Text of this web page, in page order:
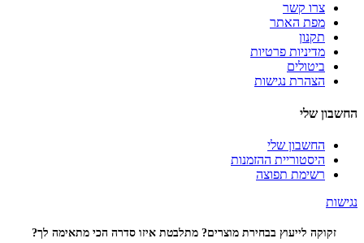
צרו קשר
מפת האתר
תקנון
מדיניות פרטיות
ביטולים
הצהרת נגישות
החשבון שלי
החשבון שלי
היסטוריית ההזמנות
רשימת תפוצה
נגישות
זקוקה לייעוץ בבחירת מוצרים? מתלבטת איזו סדרה הכימתאימה לך?